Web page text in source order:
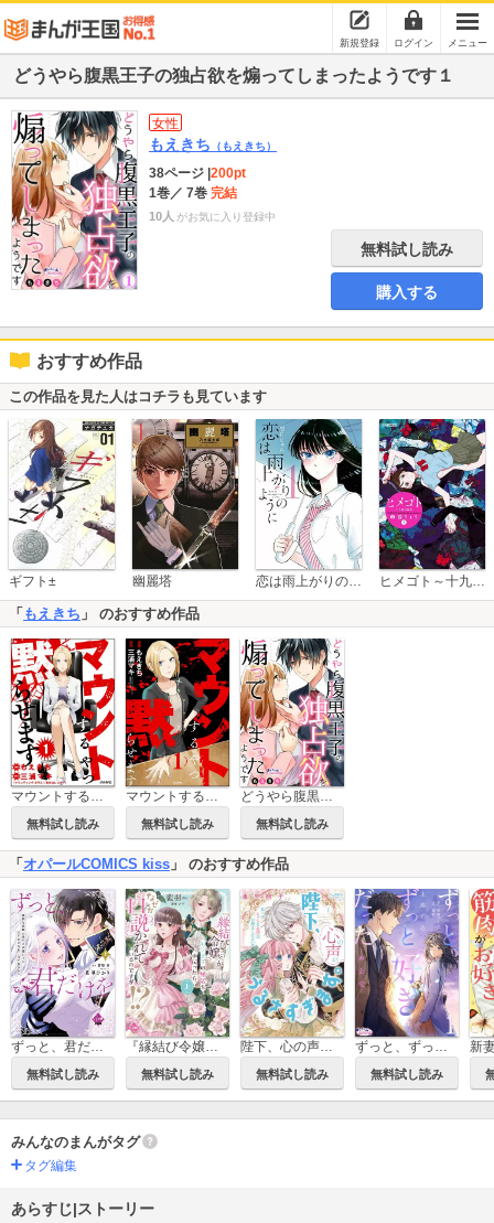
新規登録 ログイン メニュー
どうやら腹黒王子の独占欲を煽ってしまったようです１
女性
もえきち （もえきち）
38ページ 200pt
1巻／ 7巻 完結
10人 がお気に入り登録中
無料試し読み
購入する
おすすめ作品
この作品を見た人はコチラも見ています
ギフト± 幽麗塔 恋は雨上がりのように ヒメゴト～十九歳の制服～
「 もえきち 」 のおすすめ作品
無料試し読み 無料試し読み
どうやら腹黒王子の独占欲を煽ってしまったようです【合本版】
無料試し読み
「 オパールCOMICS kiss 」 のおすすめ作品
無料試し読み 無料試し読み 無料試し読み 無料試し読み
みんなのまんがタグ
タグ編集
あらすじ|ストーリー